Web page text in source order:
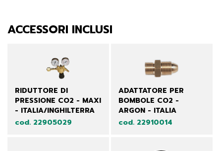
ACCESSORI INCLUSI
RIDUTTORE DI
PRESSIONE CO2 - MAXI
- ITALIA/INGHILTERRA
cod. 22905029
ADATTATORE PER
BOMBOLE CO2 -
ARGON - ITALIA
cod. 22910014